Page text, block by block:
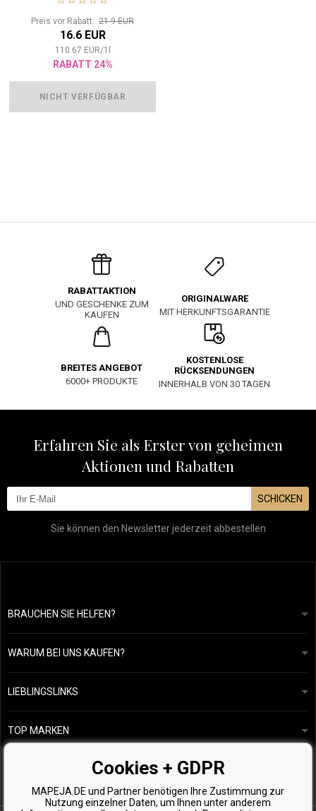
Preis vor Rabatt: 21.9 EUR
16.6 EUR
110.67 EUR/1
RABATT 24%
NICHT VERFÜGBAR
RABATTAKTION
UND GESCHENKE ZUM
KAUFEN
ORIGINALWARE
MIT HERKUNFTSGARANTIE
BREITES ANGEBOT
6000+ PRODUKTE
KOSTENLOSE
RÜCKSENDUNGEN
INNERHALB VON 30 TAGEN
Erfahren Sie als Erster von geheimen
Aktionen und Rabatten
SCHICKEN
Sie können den Newsletter jederzeit abbestellen
BRAUCHEN SIE HELFEN?
info@mapeja.de
Wir werden innerhalb von 24 Stunden antworten.
WARUM BEI UNS KAUFEN?
Allgemeine geschäftsbedingungen
Datenschutzerklärung
Übersicht über Zahlungen und Versand
Rückgabe von Waren
LIEBLINGSLINKS
Unsere Geschichte
Kostenlose Produktproben
TOP MARKEN
Kérastase
Wella Professionals
Zenz Organic
Cookies + GDPR
MAPEJA.DE und Partner benötigen Ihre Zustimmung zur
Nutzung einzelner Daten, um Ihnen unter anderem